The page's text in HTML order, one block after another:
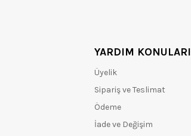
YARDIM KONULARI
Üyelik
Sipariş ve Teslimat
Ödeme
İade ve Değişim